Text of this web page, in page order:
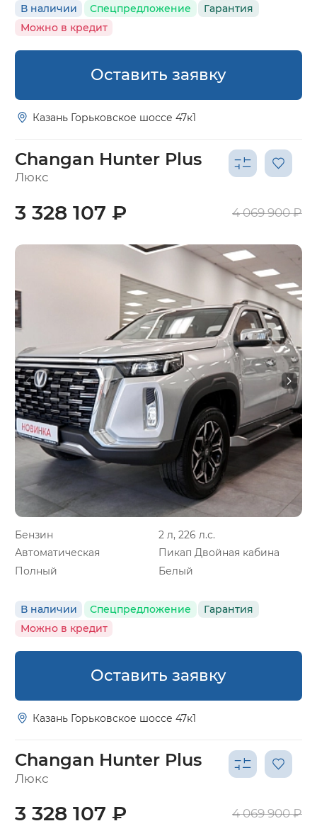
В наличии Спецпредложение
Гарантия
Можно в кредит
Оставить заявку
Казань Горьковское шоссе 47к1
Changan Hunter Plus
Люкс
Бензин
2 л, 226 л.с.
Автоматическая
Пикап Двойная кабина
Полный
Белый
В наличии Спецпредложение
Гарантия
Можно в кредит
3 328 107 ₽ 4 069 900 ₽
Оставить заявку
Казань Горьковское шоссе 47к1
Changan Hunter Plus
Люкс
3 328 107 ₽ 4 069 900 ₽